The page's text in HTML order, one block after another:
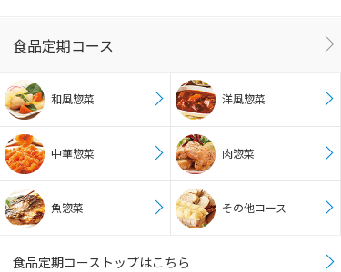
食品定期コース
和風惣菜 洋風惣菜
中華惣菜 肉惣菜
魚惣菜 その他コース
食品定期コーストップはこちら